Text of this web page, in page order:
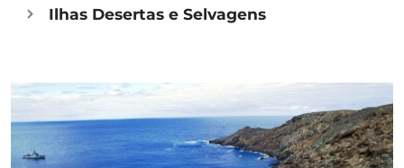
Ilhas Desertas e Selvagens